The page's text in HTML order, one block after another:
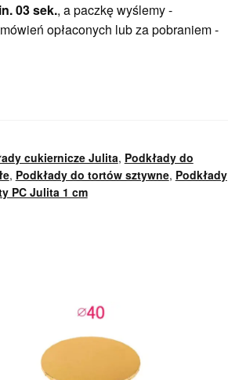
02 sek., a paczkę wyślemy -
opłaconych lub za pobraniem -
cukiernicze Julita, Podkłady do
, Podkłady do tortów sztywne, Podkłady
PC Julita 1 cm